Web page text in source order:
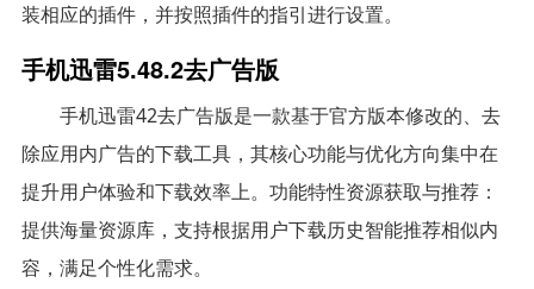
装相应的插件，并按照插件的指引进行设置。
手机迅雷5.48.2去广告版
手机迅雷42去广告版是一款基于官方版本修改的、去
除应用内广告的下载工具，其核心功能与优化方向集中在
提升用户体验和下载效率上。功能特性资源获取与推荐：
提供海量资源库，支持根据用户下载历史智能推荐相似内
容，满足个性化需求。